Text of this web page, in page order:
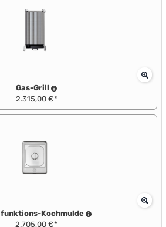
Gas-Grill
2.315,00 €*
Kochmulde
2.705,00 €*